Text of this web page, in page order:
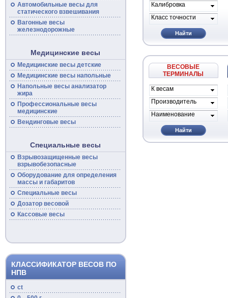
Автомобильные весы для
статического взвешивания
Вагонные весы
железнодорожные
Медицинские весы
Медицинские весы детские
Медицинские весынапольные
Напольные весыанализатор
жира
Профессиональные весы
медицинские
Вендинговые весы
Специальные весы
Взрывозащищенные весы
взрывобезопасные
Оборудование для определения
массы и габаритов
Специальные весы
Дозатор весовой
Кассовые весы
КЛАССИФИКАТОР ВЕСОВ ПО
НПВ
ct
Калибровка
Класс точности
Найти
ВЕСОВЫЕ
ТЕРМИНАЛЫ
К весам
проиводителя
Производитель
Наименование
Найти